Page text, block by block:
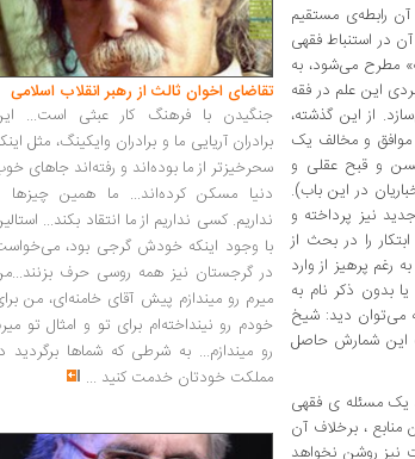
رابطه‌ی مستقیم
در استنباط فقهی
مطرح می‌شود، به
این علم در فقه
از این گذشته،
و مخالف یک
و قبح عقلی و
در این باب).
نیز پرداخته و
را در بحث از
پرهیز از وارد
بدون ذکر نام به
می‌توان دید: شیخ
این شمارش حاصل
یک مسئله ی فقهی
، برخلاف آن
نیز روشن نخواهد
تقاضای اخوان ثالث از رهبر انقلاب اسلامی
جنگیدن با فرهنگ کار عبثی است...
برادران آریایی ما و برادران وایکینگ، مثل
سحرخیزتر از ما بوده‌اند و رفته‌اند جاهای
دنیا مسکن کرده‌اند... ما همین چیزها
نداریم. کسی نداریم از ما انتقاد بکند...
با وجود اینکه خودش گرجی بود،
در گرجستان نیز همه روسی حرف
میرم رو میندازم پیش آقای خامنه‌ای، من
خودم رو نینداخته‌ام برای تو و امثال تو
رو میندازم... به شرطی که شماها برگردید
مملکت خودتان خدمت کنید ...